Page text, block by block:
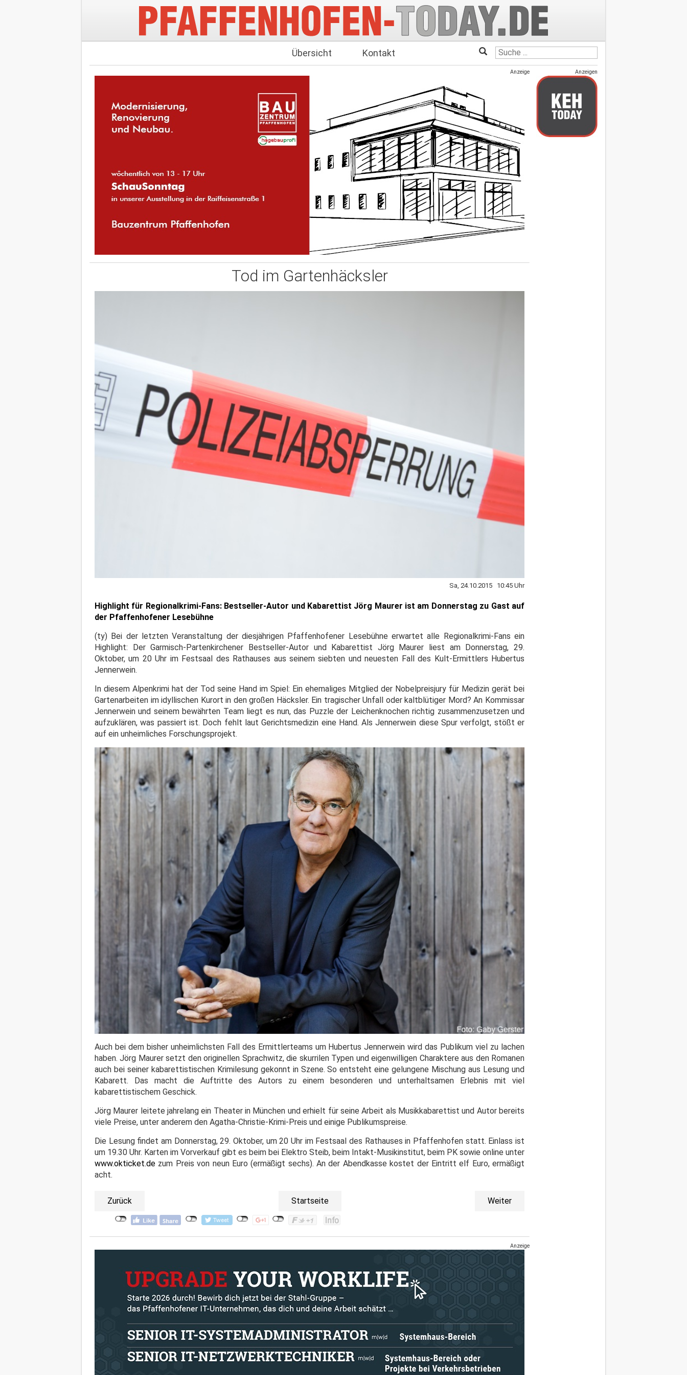
Übersicht Kontakt
Anzeige
Tod im Gartenhäcksler
Sa, 24.10.2015 10:45 Uhr
Highlight für Regionalkrimi-Fans: Bestseller-Autor und Kabarettist Jörg Maurer ist am Donnerstag zu Gast auf
der Pfaffenhofener Lesebühne
(ty) Bei der letzten Veranstaltung der diesjährigen Pfaffenhofener Lesebühne erwartet alle Regionalkrimi-Fans ein
Highlight: Der Garmisch-Partenkirchener Bestseller-Autor und Kabarettist Jörg Maurer liest am Donnerstag, 29.
Oktober, um 20 Uhr im Festsaal des Rathauses aus seinem siebten und neuesten Fall des Kult-Ermittlers Hubertus
Jennerwein.
In diesem Alpenkrimi hat der Tod seine Hand im Spiel: Ein ehemaliges Mitglied der Nobelpreisjury für Medizin gerät bei
Gartenarbeiten im idyllischen Kurort in den großen Häcksler. Ein tragischer Unfall oder kaltblütiger Mord? An Kommissar
Jennerwein und seinem bewährten Team liegt es nun, das Puzzle der Leichenknochen richtig zusammenzusetzen und
aufzuklären, was passiert ist. Doch fehlt laut Gerichtsmedizin eine Hand. Als Jennerwein diese Spur verfolgt, stößt er
auf ein unheimliches Forschungsprojekt.
Auch bei dem bisher unheimlichsten Fall des Ermittlerteams um Hubertus Jennerwein wird das Publikum viel zu lachen
haben. Jörg Maurer setzt den originellen Sprachwitz, die skurrilen Typen und eigenwilligen Charaktere aus den Romanen
auch bei seiner kabarettistischen Krimilesung gekonnt in Szene. So entsteht eine gelungene Mischung aus Lesung und
Kabarett.
Das macht die Auftritte des Autors zu einem besonderen und unterhaltsamen Erlebnis mit viel
kabarettistischem Geschick.
Jörg Maurer leitete jahrelang ein Theater in München und erhielt für seine Arbeit als Musikkabarettist und Autor bereits
viele Preise, unter anderem den Agatha-Christie-Krimi-Preis und einige Publikumspreise.
Die Lesung findet am Donnerstag, 29. Oktober, um 20 Uhr im Festsaal des Rathauses in Pfaffenhofen statt. Einlass ist
um 19.30 Uhr. Karten im Vorverkauf gibt es beim bei Elektro Steib, beim Intakt-Musikinstitut, beim PK sowie online unter
www.okticket.de zum Preis von neun Euro (ermäßigt sechs). An der Abendkasse kostet der Eintritt elf Euro, ermäßigt
acht.
Zurück Startseite Weiter
Anzeige
Anzeigen